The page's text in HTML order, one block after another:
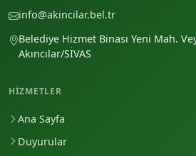
info@akincilar.bel.tr
Belediye Hizmet Binası Yeni Mah.
Akıncılar/SİVAS
HIZMETLER
Ana Sayfa
Duyurular